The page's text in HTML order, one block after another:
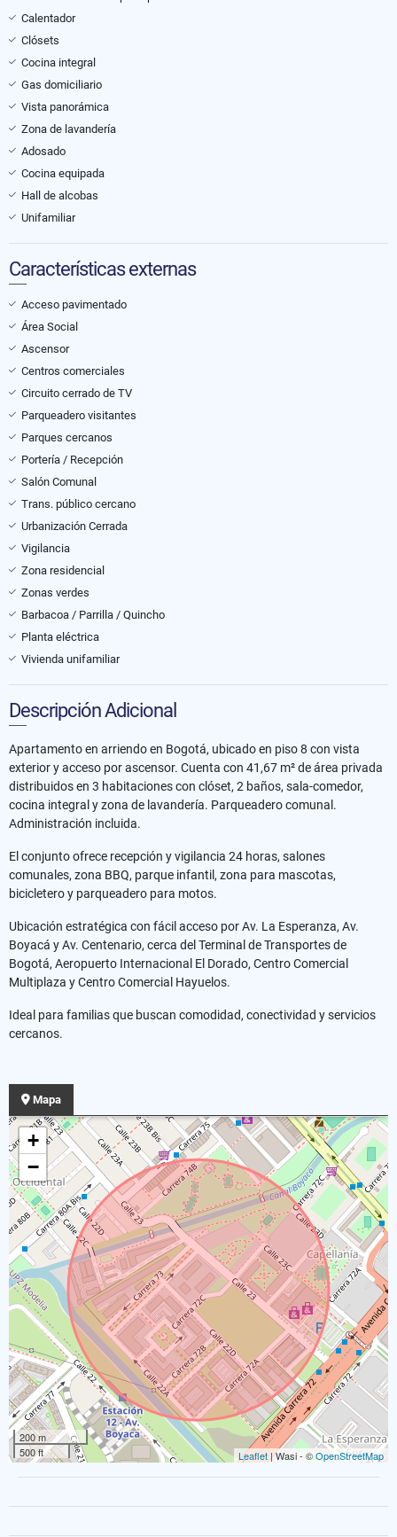
Calentador
Clósets
Cocina integral
Gas domiciliario
Vista panorámica
Zona de lavandería
Adosado
Cocina equipada
Hall de alcobas
Unifamiliar
Características externas
Acceso pavimentado
Área Social
Ascensor
Centros comerciales
Circuito cerrado de TV
Parqueadero visitantes
Parques cercanos
Portería / Recepción
Salón Comunal
Trans. público cercano
Urbanización Cerrada
Vigilancia
Zona residencial
Zonas verdes
Barbacoa / Parrilla / Quincho
Planta eléctrica
Vivienda unifamiliar
Descripción Adicional
Apartamento en arriendo en Bogotá, ubicado en piso 8 con vista
exterior y acceso por ascensor. Cuenta con 41,67 m² de área privada
distribuidos en 3 habitaciones con clóset, 2 baños, sala-comedor,
cocina integral y zona de lavandería. Parqueadero comunal.
Administración incluida.
El conjunto ofrece recepción y vigilancia 24 horas, salones
comunales, zona BBQ, parque infantil, zona para mascotas,
bicicletero y parqueadero para motos.
Ubicación estratégica con fácil acceso por Av. La Esperanza, Av.
Boyacá y Av. Centenario, cerca del Terminal de Transportes de
Bogotá, Aeropuerto Internacional El Dorado, Centro Comercial
Multiplaza y Centro Comercial Hayuelos.
Ideal para familias que buscan comodidad, conectividad y servicios
cercanos.
Mapa
+
−
200 m
500 ft
Leaflet | Wasi - ©OpenStreetMap